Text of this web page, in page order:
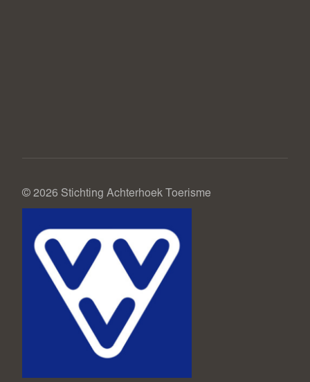
© 2026 Stichting Achterhoek Toerisme